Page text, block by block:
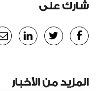
شارك على
المزيد من الأخبار